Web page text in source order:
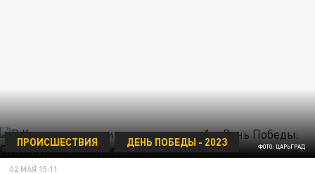
ФОТО: ЦАРЬГРАД
ПРОИСШЕСТВИЯ ДЕНЬ ПОБЕДЫ - 2023
02 МАЯ 15:11